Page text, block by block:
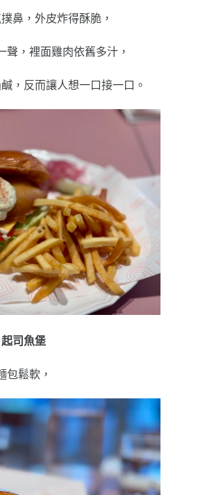
鼻，外皮炸得酥脆，
聲，裡面雞肉依舊多汁，
，反而讓人想一口接一口。
起司魚堡
包鬆軟，